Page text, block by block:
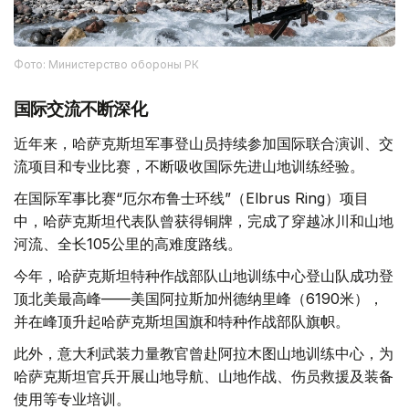
Фото: Министерство обороны РК
国际交流不断深化
近年来，哈萨克斯坦军事登山员持续参加国际联合演训、交
流项目和专业比赛，不断吸收国际先进山地训练经验。
在国际军事比赛“厄尔布鲁士环线”（Elbrus Ring）项目
中，哈萨克斯坦代表队曾获得铜牌，完成了穿越冰川和山地
河流、全长105公里的高难度路线。
今年，哈萨克斯坦特种作战部队山地训练中心登山队成功登
顶北美最高峰——美国阿拉斯加州德纳里峰（6190米），
并在峰顶升起哈萨克斯坦国旗和特种作战部队旗帜。
此外，意大利武装力量教官曾赴阿拉木图山地训练中心，为
哈萨克斯坦官兵开展山地导航、山地作战、伤员救援及装备
使用等专业培训。